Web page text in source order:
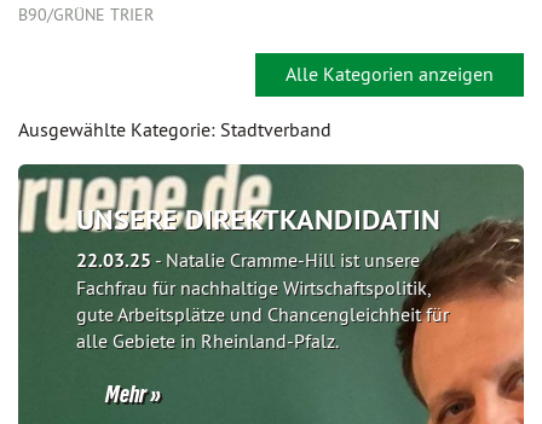
B90/GRÜNE TRIER
Alle Kategorien anzeigen
Ausgewählte Kategorie: Stadtverband
UNSERE DIREKTKANDIDATIN
22.03.25 - Natalie Cramme-Hill ist unsere
Fachfrau für nachhaltige Wirtschaftspolitik,
gute Arbeitsplätze und Chancengleichheit für
alle Gebiete in Rheinland-Pfalz.
Mehr